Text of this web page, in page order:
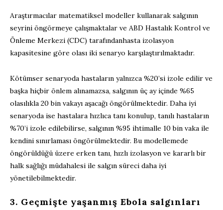
Araştırmacılar matematiksel modeller kullanarak salgının
seyrini öngörmeye çalışmaktalar ve ABD Hastalık Kontrol ve
Önleme Merkezi (CDC) tarafındanhasta izolasyon
kapasitesine göre olası iki senaryo karşılaştırılmaktadır.
Kötümser senaryoda hastaların yalnızca %20’si izole edilir ve
başka hiçbir önlem alınamazsa, salgının üç ay içinde %65
olasılıkla 20 bin vakayı aşacağı öngörülmektedir. Daha iyi
senaryoda ise hastalara hızlıca tanı konulup, tanılı hastaların
%70’i izole edilebilirse, salgının %95 ihtimalle 10 bin vaka ile
kendini sınırlaması öngörülmektedir. Bu modellemede
öngörüldüğü üzere erken tanı, hızlı izolasyon ve kararlı bir
halk sağlığı müdahalesi ile salgın süreci daha iyi
yönetilebilmektedir.
3. Geçmişte yaşanmış Ebola salgınları